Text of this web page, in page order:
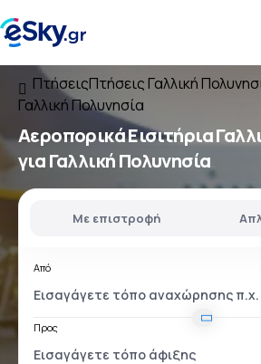
ΠτήσειςΠτήσεις Γαλλική
Γαλλική Πολυνησία
Αεροπορικά Εισιτήρια
για Γαλλική Πολυνησία
Με επιστροφή
Από
Προς